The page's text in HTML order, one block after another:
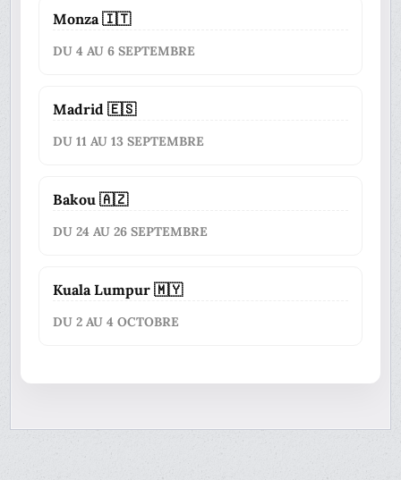
Monza 🇮🇹
DU 4 AU 6 SEPTEMBRE
Madrid 🇪🇸
DU 11 AU 13 SEPTEMBRE
Bakou 🇦🇿
DU 24 AU 26 SEPTEMBRE
Kuala Lumpur 🇲🇾
DU 2 AU 4 OCTOBRE